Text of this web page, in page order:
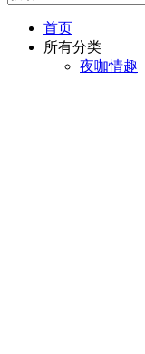
首页
所有分类
夜咖情趣